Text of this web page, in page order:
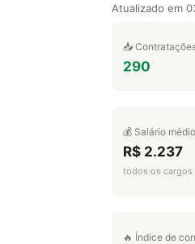
Atualizado em
📥
290
💰 Salário
R$ 2.237
todos os cargos
🔥 Índice de